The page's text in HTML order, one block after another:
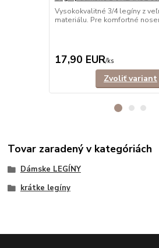
Vysokokvalitné 3/4 legíny z
materiálu. Pre komfortné
17,90 EUR/ks
Zvoliť variant
Tovar zaradený v kategóriách
Dámske LEGÍNY
krátke legíny